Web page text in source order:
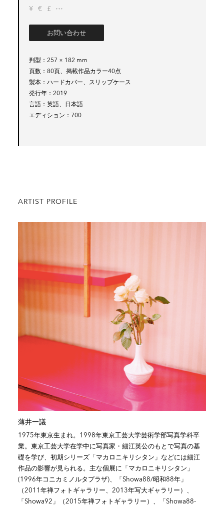
¥ € £
お問い合わせ
判型
257 × 182 mm
頁数
80頁、掲載作品カラー40点
製本
ハードカバー、スリップケース
発行年
2019
言語
英語、日本語
エディション
700
ARTIST PROFILE
薄井一議
1975年東京生まれ。1998年東京工芸大学芸術学部写真学科卒
業。東京工芸大学在学中に写真家・細江英公のもとで写真の基
礎を学び、初期シリーズ「マカロニキリシタン」などには細江
作品の影響が見られる。主な個展に「マカロニキリシタン」
(1996年コニカミノルタプラザ)、「Showa88/昭和88年」
（2011年禅フォトギャラリー、2013年写大ギャラリー）、
「Showa92」（2015年禅フォトギャラリー）、「Showa88-